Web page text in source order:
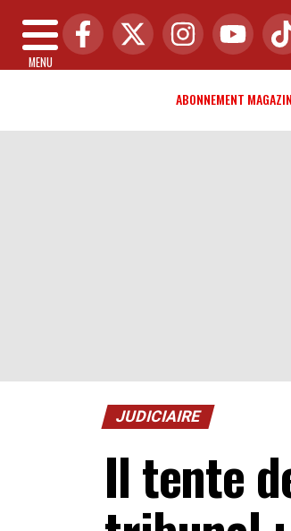
MENU
ABONNEMENT
JUDICIAIRE
Il tente